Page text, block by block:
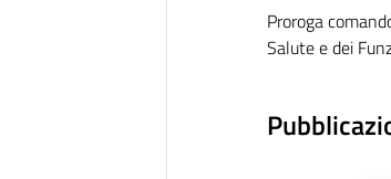
Proroga
Salute e dei